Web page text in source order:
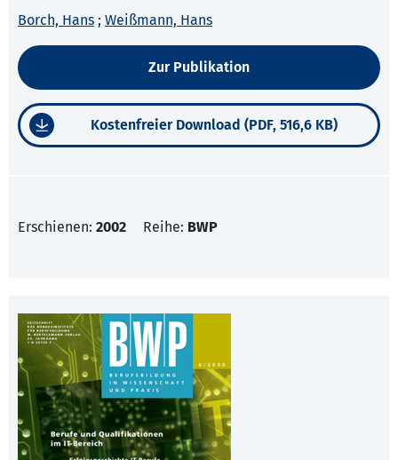
Borch, Hans ; Weißmann, Hans
Zur Publikation
Kostenfreier Download (PDF, 516,6 KB)
Erschienen: 2002 Reihe: BWP